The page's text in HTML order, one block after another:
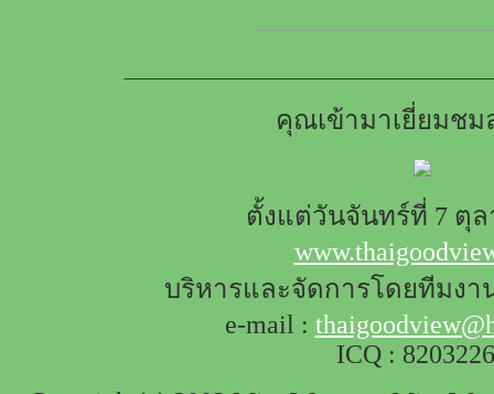
คุณเข้ามาเยี่ยมช
ตั้งแต่วันจันทร์ที่ 7 ตุล
บริหารและจัดการโดยทีมง
e-mail :
ICQ :